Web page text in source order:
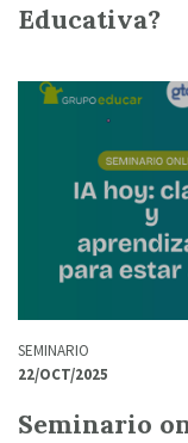
Educativa?
SEMINARIO
22/OCT/2025
Seminario